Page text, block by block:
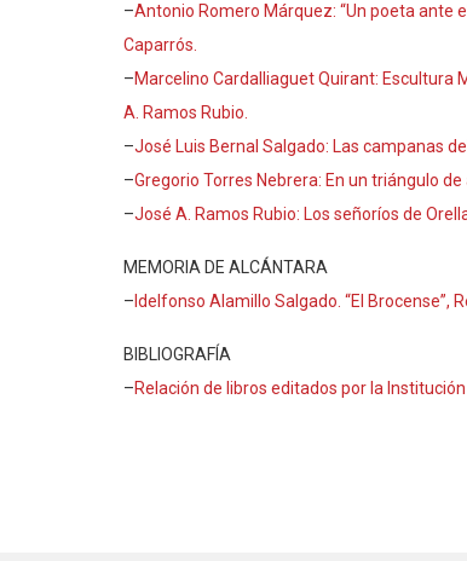
–Antonio Romero Márquez: “Un poeta ante
Caparrós.
–Marcelino Cardalliaguet Quirant: Escultura
A. Ramos Rubio.
–José Luis Bernal Salgado: Las campanas
–Gregorio Torres Nebrera: En un triángulo
–José A. Ramos Rubio: Los señoríos de
MEMORIA DE ALCÁNTARA
– Idelfonso Alamillo Salgado. “El Brocense”,
BIBLIOGRAFÍA
–Relación de libros editados por la